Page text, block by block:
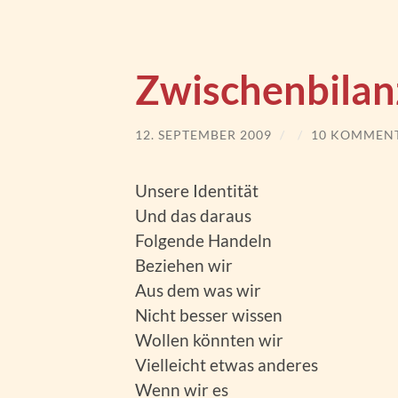
12. SEPTEMBER 2009 / / 10
Unsere Identität
Und das daraus
Folgende Handeln
Beziehen wir
Aus dem was wir
Nicht besser wissen
Wollen könnten wir
Vielleicht etwas anderes
Wenn wir es